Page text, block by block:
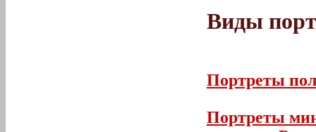
Виды
Портреты
Портреты